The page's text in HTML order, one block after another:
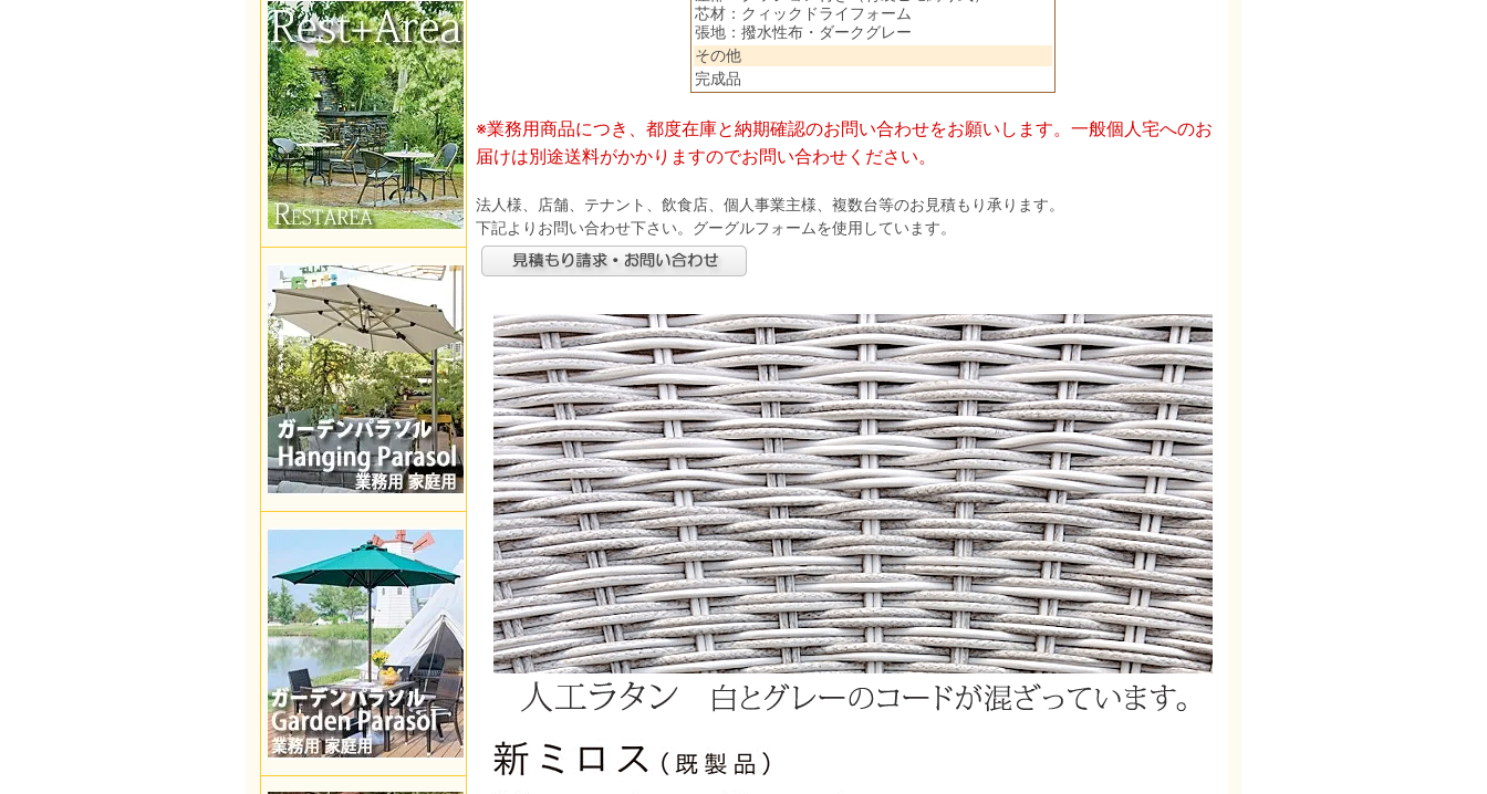
芯材：クィックドライフォーム
張地：撥水性布・ダークグレー
その他
完成品
※業務用商品につき、都度在庫と納期確認のお問い合わせをお願いします。一般個人宅へのお
届けは別途送料がかかりますのでお問い合わせください。
法人様、店舗、テナント、飲食店、個人事業主様、複数台等のお見積もり承ります。
下記よりお問い合わせ下さい。グーグルフォームを使用しています。